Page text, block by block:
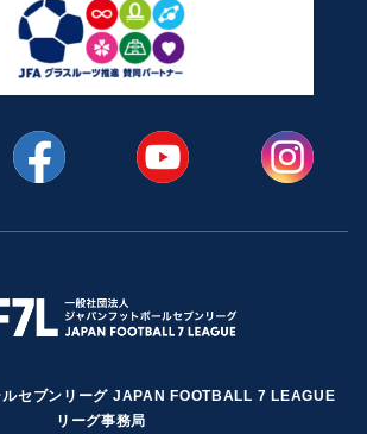
ルセブンリーグ JAPAN FOOTBALL 7 LEAGUE
リーグ事務局